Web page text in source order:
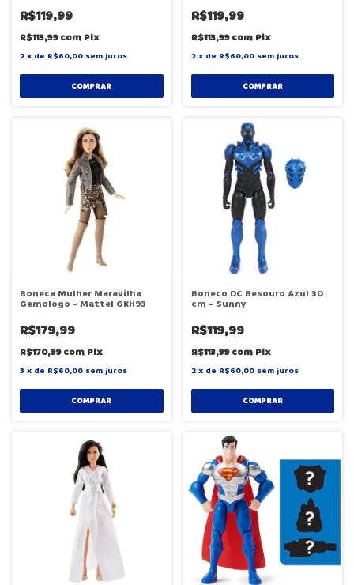
R$119,99
R$113,99com Pix
2 x de R$60,00 sem juros
COMPRAR
R$119,99
R$113,99com Pix
2 x de R$60,00 sem juros
COMPRAR
Boneca Mulher Maravilha
Gemologo - Mattel GKH93
R$179,99
R$170,99com Pix
3 x de R$60,00 sem juros
COMPRAR
Boneco DC Besouro Azul 30
cm - Sunny
R$119,99
R$113,99com Pix
2 x de R$60,00 sem juros
COMPRAR